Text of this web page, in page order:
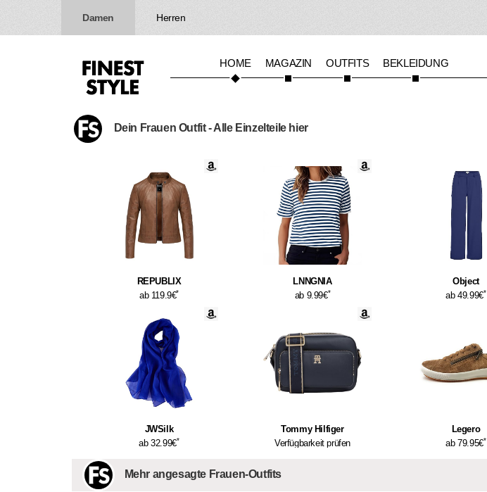
Damen Herren
HOME MAGAZIN OUTFITS BEKLEIDUNG
Dein Frauen Outfit - Alle Einzelteile hier
REPUBLIX
ab 119.9€*
LNNGNIA
ab 9.99€*
Object
ab 49.99€*
JWSilk
ab 32.99€*
Tommy Hilfiger
Verfügbarkeit prüfen
Legero
ab 79.95€*
Mehr angesagte Frauen-Outfits